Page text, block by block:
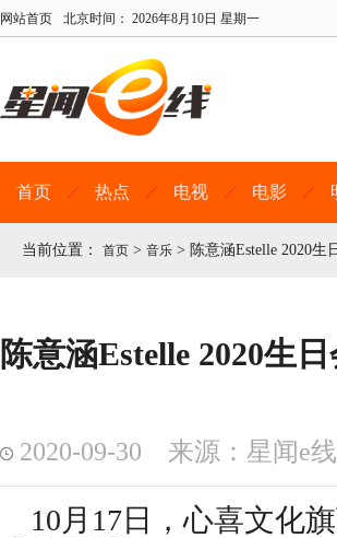
网站首页 北京时间： 2026年8月10日 星期一
首页 热点 电视 电影
当前位置： 首页 > 音乐 > 陈意涵Estelle 2020
陈意涵Estelle 2020生
2020-09-30 来源：星闻e线
10月17日，心喜文化